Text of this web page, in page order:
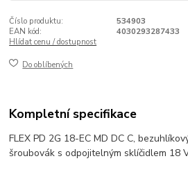
Číslo produktu:
534903
EAN kód:
4030293287433
Hlídat cenu / dostupnost
Do oblíbených
Kompletní specifikace
FLEX PD 2G 18-EC MD DC C,
šroubovák s odpojitelným sklíčidlem 18